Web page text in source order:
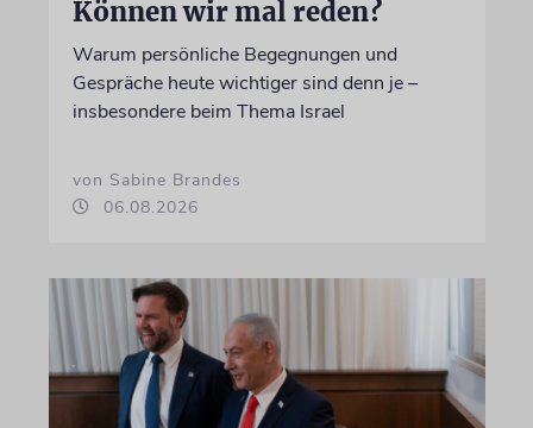
Können wir mal reden?
Warum persönliche Begegnungen und
Gespräche heute wichtiger sind denn je –
insbesondere beim Thema Israel
von Sabine Brandes
06.08.2026